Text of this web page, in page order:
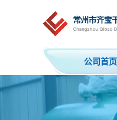
公司首页